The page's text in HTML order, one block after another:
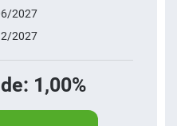
2027
2027
1,00%